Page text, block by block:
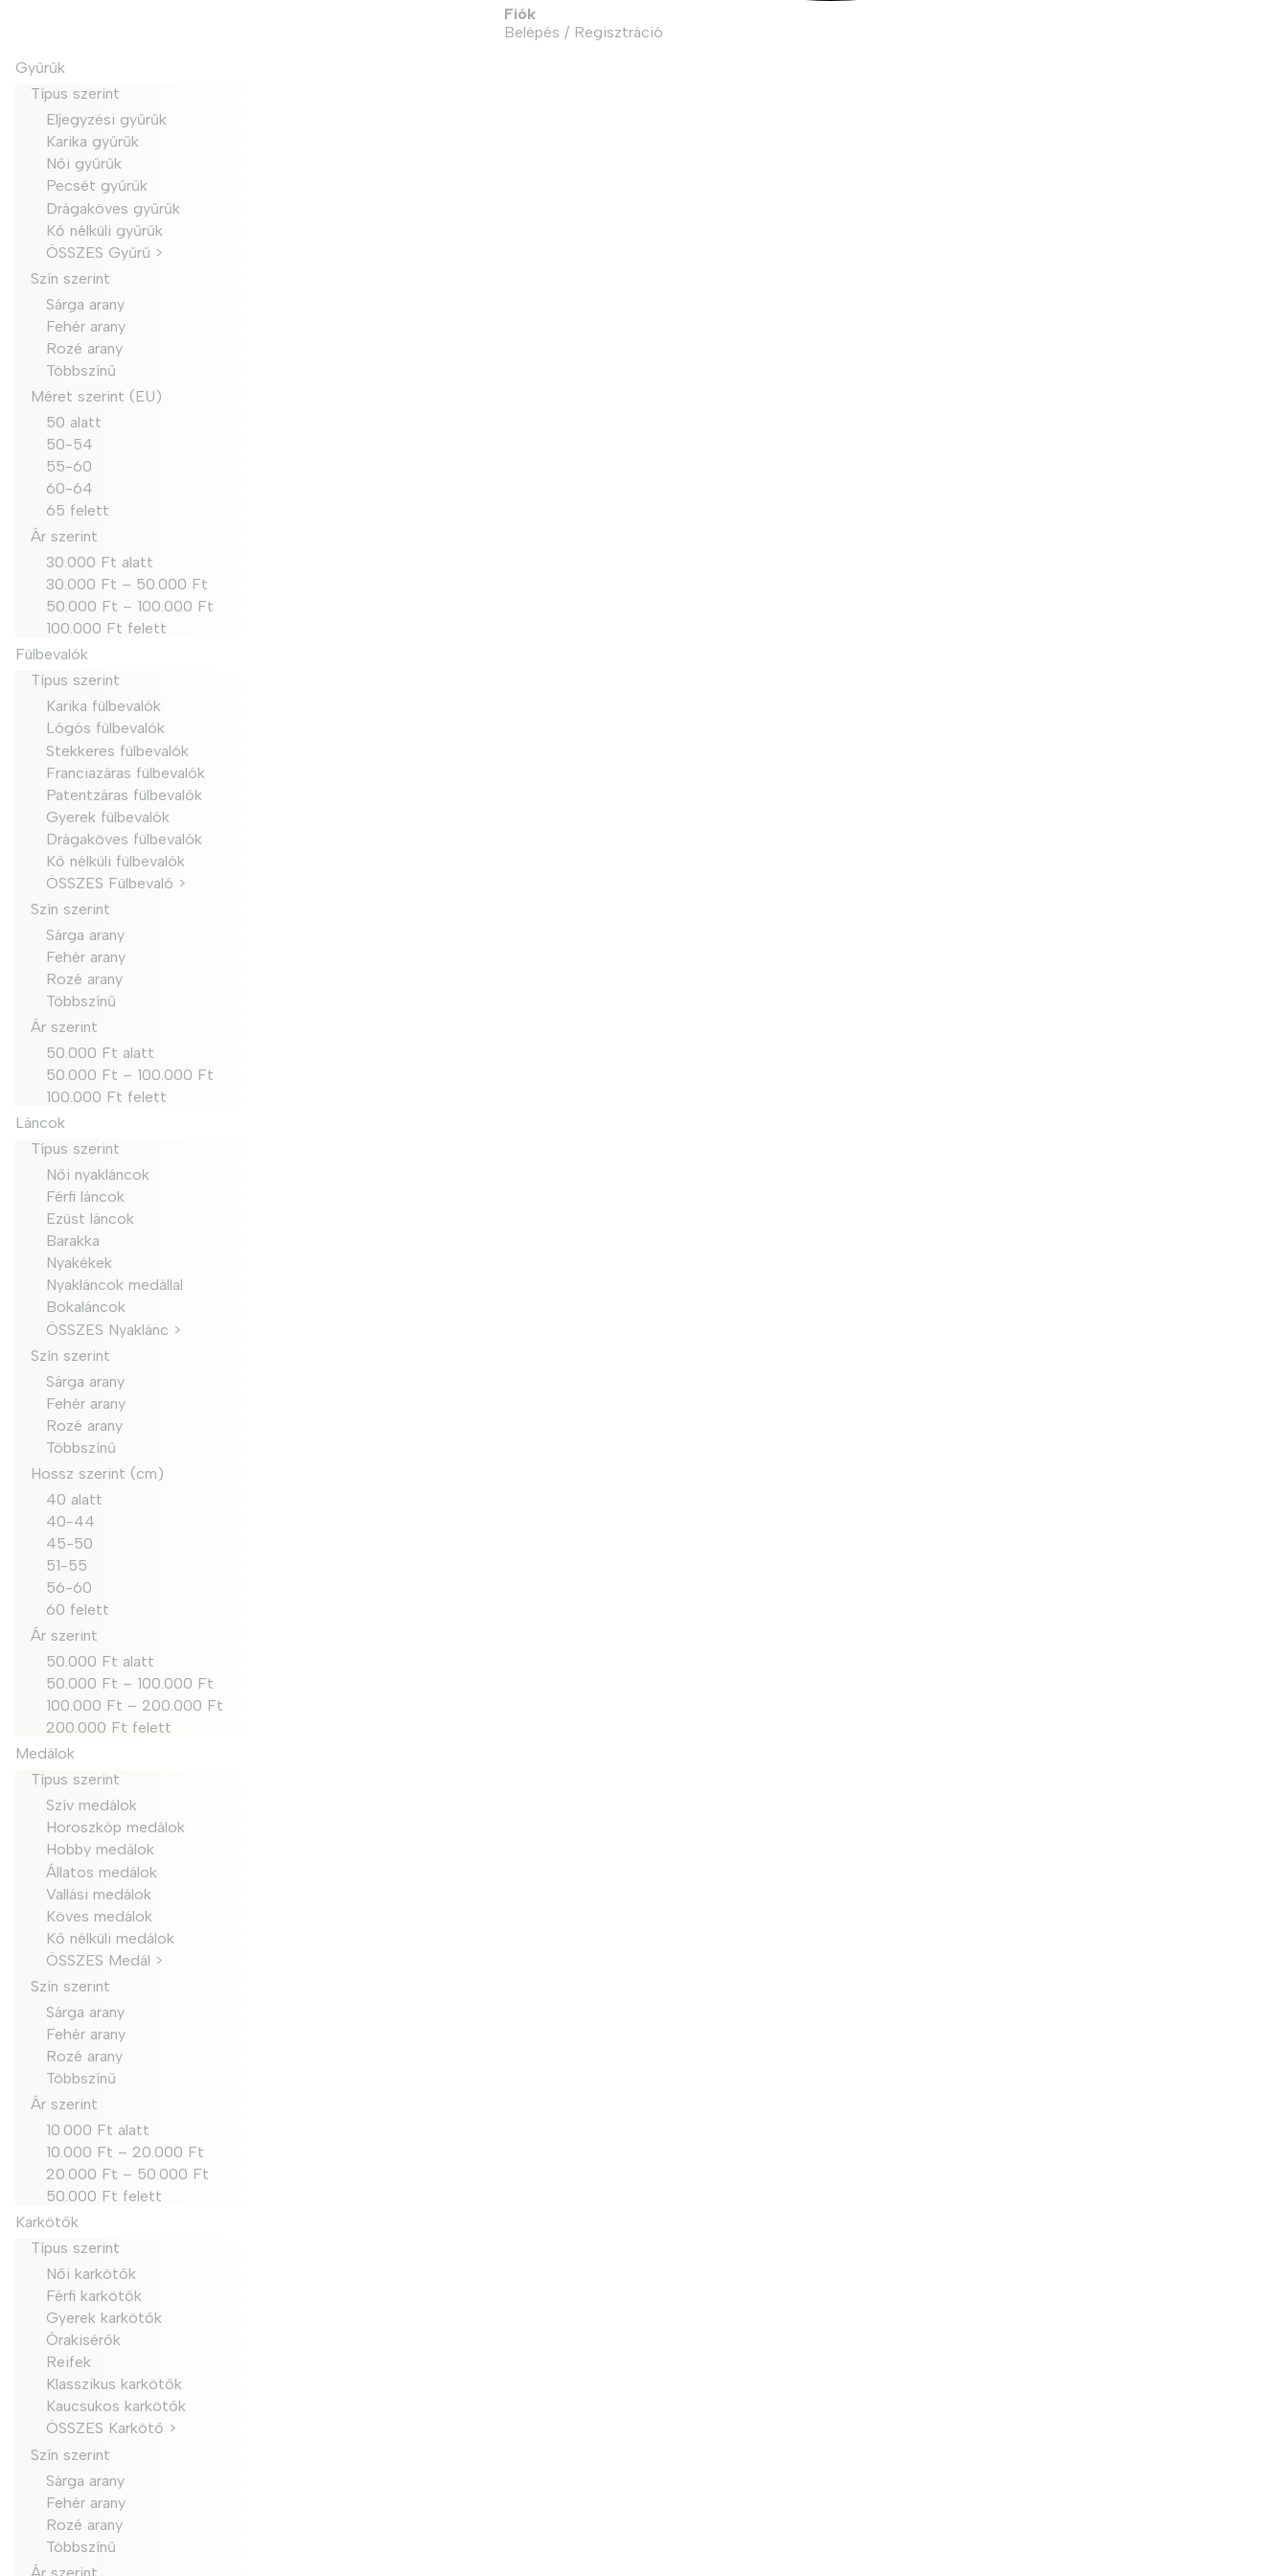
Fiók
Belépés / Regisztráció
Gyűrűk
Típus szerint
Eljegyzési gyűrűk
Karika gyűrűk
Női gyűrűk
Pecsét gyűrűk
Drágaköves gyűrűk
Kő nélküli gyűrűk
ÖSSZES Gyűrű >
Szín szerint
Sárga arany
Fehér arany
Rozé arany
Többszínű
Méret szerint (EU)
50 alatt
50-54
55-60
60-64
65 felett
Ár szerint
30.000 Ft alatt
30.000 Ft – 50.000 Ft
50.000 Ft – 100.000 Ft
100.000 Ft felett
Fülbevalók
Típus szerint
Karika fülbevalók
Lógós fülbevalók
Stekkeres fülbevalók
Franciazáras fülbevalók
Patentzáras fülbevalók
Gyerek fülbevalók
Drágaköves fülbevalók
Kő nélküli fülbevalók
ÖSSZES Fülbevaló >
Szín szerint
Sárga arany
Fehér arany
Rozé arany
Többszínű
Ár szerint
50.000 Ft alatt
50.000 Ft – 100.000 Ft
100.000 Ft felett
Láncok
Típus szerint
Női nyakláncok
Férfi láncok
Ezüst láncok
Barakka
Nyakékek
Nyakláncok medállal
Bokaláncok
ÖSSZES Nyaklánc >
Szín szerint
Sárga arany
Fehér arany
Rozé arany
Többszínű
Hossz szerint (cm)
40 alatt
40-44
45-50
51-55
56-60
60 felett
Ár szerint
50.000 Ft alatt
50.000 Ft – 100.000 Ft
100.000 Ft – 200.000 Ft
200.000 Ft felett
Medálok
Típus szerint
Szív medálok
Horoszkóp medálok
Hobby medálok
Állatos medálok
Vallási medálok
Köves medálok
Kő nélküli medálok
ÖSSZES Medál >
Szín szerint
Sárga arany
Fehér arany
Rozé arany
Többszínű
Ár szerint
10.000 Ft alatt
10.000 Ft – 20.000 Ft
20.000 Ft – 50.000 Ft
50.000 Ft felett
Karkötők
Típus szerint
Női karkötők
Férfi karkötők
Gyerek karkötők
Órakisérők
Reifek
Klasszikus karkötők
Kaucsukos karkötők
ÖSSZES Karkötő >
Szín szerint
Sárga arany
Fehér arany
Rozé arany
Többszínű